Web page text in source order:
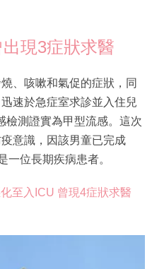
現3症狀求醫
、咳嗽和氣促的症狀，同
速於急症室求診並入住兒
檢測證實為甲型流感。這次
意識，因該男童已完成
一位長期疾病患者。
至入ICU 曾現4症狀求醫